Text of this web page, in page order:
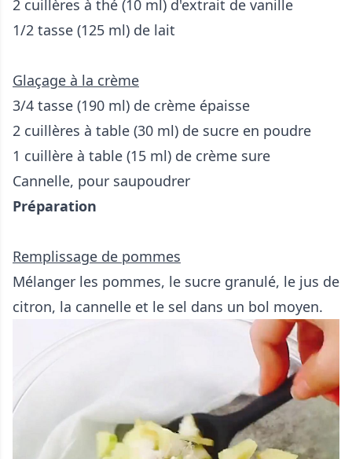
2 cuillères à thé (10 ml) d'extrait de vanille
1/2 tasse (125 ml) de lait
Glaçage à la crème
3/4 tasse (190 ml) de crème épaisse
2 cuillères à table (30 ml) de sucre en poudre
1 cuillère à table (15 ml) de crème sure
Cannelle, pour saupoudrer
Préparation
Remplissage de pommes
Mélanger les pommes, le sucre granulé, le jus de
citron, la cannelle et le sel dans un bol moyen.